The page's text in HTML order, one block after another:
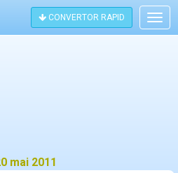
CONVERTOR RAPID
mai 2011